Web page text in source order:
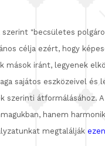
szerint "becsületes
célja ezért, hogy
mások iránt, legyenek
sajátos eszközeivel
átformálásához.
hanem
megtalálják